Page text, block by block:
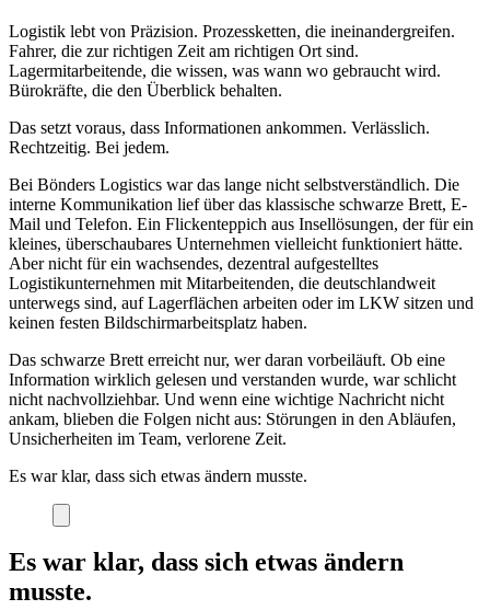
Logistik lebt von Präzision. Prozessketten, die ineinandergreifen.
Fahrer, die zur richtigen Zeit am richtigen Ort sind.
Lagermitarbeitende, die wissen, was wann wo gebraucht wird.
Bürokräfte, die den Überblick behalten.
Das setzt voraus, dass Informationen ankommen. Verlässlich.
Rechtzeitig. Bei jedem.
Bei Bönders Logistics war das lange nicht selbstverständlich. Die
interne Kommunikation lief über das klassische schwarze Brett, E-
Mail und Telefon. Ein Flickenteppich aus Insellösungen, der für ein
kleines, überschaubares Unternehmen vielleicht funktioniert hätte.
Aber nicht für ein wachsendes, dezentral aufgestelltes
Logistikunternehmen mit Mitarbeitenden, die deutschlandweit
unterwegs sind, auf Lagerflächen arbeiten oder im LKW sitzen und
keinen festen Bildschirmarbeitsplatz haben.
Das schwarze Brett erreicht nur, wer daran vorbeiläuft. Ob eine
Information wirklich gelesen und verstanden wurde, war schlicht
nicht nachvollziehbar. Und wenn eine wichtige Nachricht nicht
ankam, blieben die Folgen nicht aus: Störungen in den Abläufen,
Unsicherheiten im Team, verlorene Zeit.
Es war klar, dass sich etwas ändern musste.
Es war klar, dass sich etwas ändern
musste.